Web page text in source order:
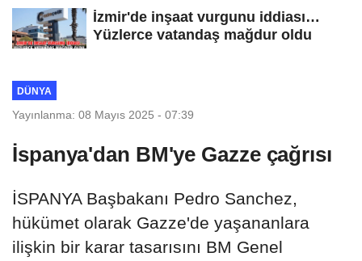
İzmir'de inşaat vurgunu iddiası…
Yüzlerce vatandaş mağdur oldu
DÜNYA
Yayınlanma: 08 Mayıs 2025 - 07:39
İspanya'dan BM'ye Gazze çağrısı
İSPANYA Başbakanı Pedro Sanchez,
hükümet olarak Gazze'de yaşananlara
ilişkin bir karar tasarısını BM Genel